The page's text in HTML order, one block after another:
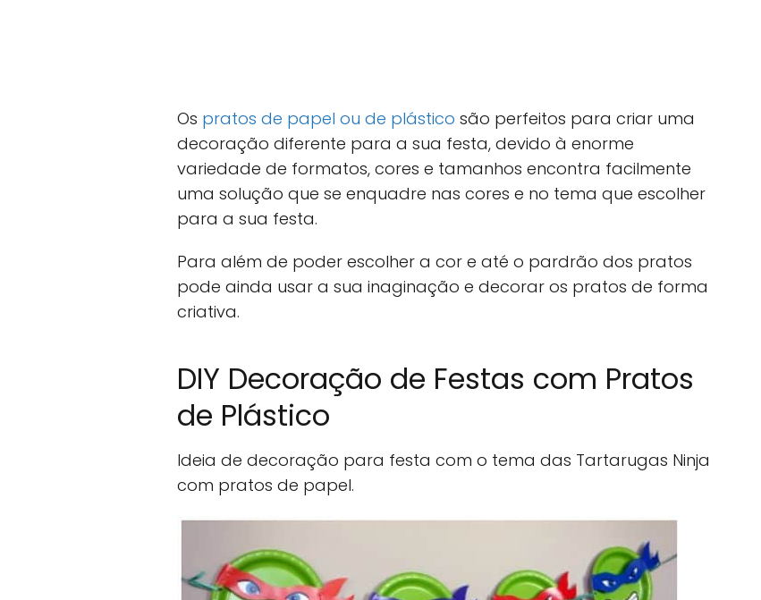
Os pratos de papel ou de plástico são perfeitos para criar uma
decoração diferente para a sua festa, devido à enorme
variedade de formatos, cores e tamanhos encontra facilmente
uma solução que se enquadre nas cores e no tema que escolher
para a sua festa.
Para além de poder escolher a cor e até o pardrão dos pratos
pode ainda usar a sua inaginação e decorar os pratos de forma
criativa.
DIY Decoração de Festas com Pratos
de Plástico
Ideia de decoração para festa com o tema das Tartarugas Ninja
com pratos de papel.